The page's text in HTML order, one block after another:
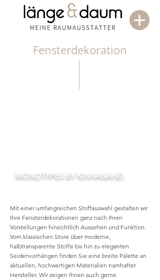
Fensterdekoration
Mit einer umfangreichen Stoffauswahl gestalten wir
Ihre Fensterdekorationen ganz nach Ihren
Vorstellungen hinsichtlich Aussehen und Funktion.
Vom klassischen Store über moderne,
halbtransparente Stoffe bis hin zu eleganten
Seidenvorhängen finden Sie eine breite Palette an
aktuellen, hochwertigen Materialien namhafter
Hersteller. Wir zeigen Ihnen auch gerne
MONOTYPES BY KINNASAND